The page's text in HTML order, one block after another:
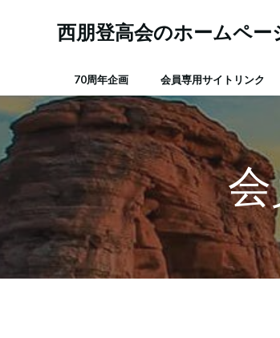
ス
キ
ッ
プ
西朋登高会のホームペー
70周年企画 会員専用サイトリンク